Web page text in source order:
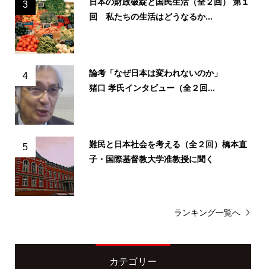
3
回 私たちの生活はどうなるか...
4
論考「なぜ日本は変われないのか」
猪口 孝氏インタビュー（全２回...
5
難民と日本社会を考える（全２回）橋本直
子・国際基督教大学准教授に聞く
ランキング一覧へ
カテゴリー